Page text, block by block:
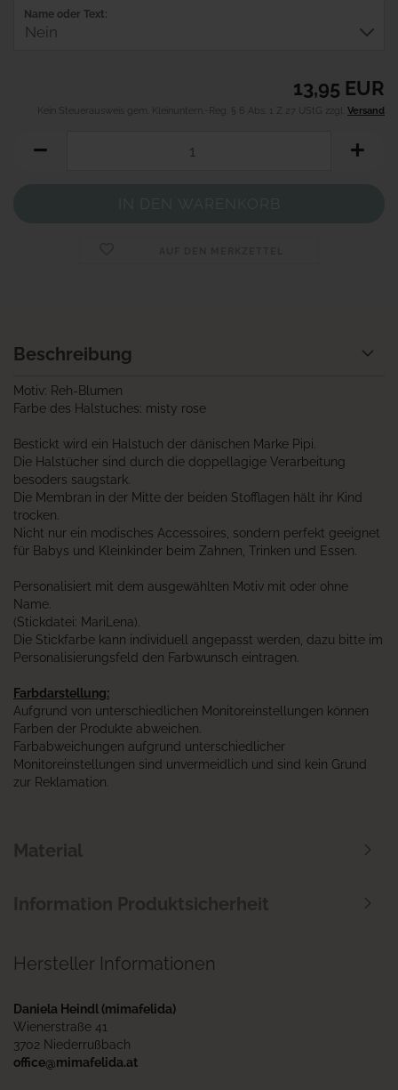
Name oder Text:
13,95 EUR
Kein Steuerausweis gem. Kleinuntern.-Reg. § 6 Abs. 1 Z 27 UStG zzgl. Versand
Beschreibung
Motiv: Reh-Blumen
Farbe des Halstuches: misty rose
Bestickt wird ein Halstuch der dänischen Marke Pipi.
Die Halstücher sind durch die doppellagige Verarbeitung
besoders saugstark.
Die Membran in der Mitte der beiden Stofflagen hält ihr Kind
trocken.
Nicht nur ein modisches Accessoires, sondern perfekt geeignet
für Babys und Kleinkinder beim Zahnen, Trinken und Essen.
Personalisiert mit dem ausgewählten Motiv mit oder ohne
Name.
(Stickdatei: MariLena).
Die Stickfarbe kann individuell angepasst werden, dazu bitte im
Personalisierungsfeld den Farbwunsch eintragen.
Farbdarstellung:
Aufgrund von unterschiedlichen Monitoreinstellungen können
Farben der Produkte abweichen.
Farbabweichungen aufgrund unterschiedlicher
Monitoreinstellungen sind unvermeidlich und sind kein Grund
zur Reklamation.
Material
Information Produktsicherheit
Hersteller Informationen
Daniela Heindl (mimafelida)
Wienerstraße 41
3702 Niederrußbach
office@mimafelida.at